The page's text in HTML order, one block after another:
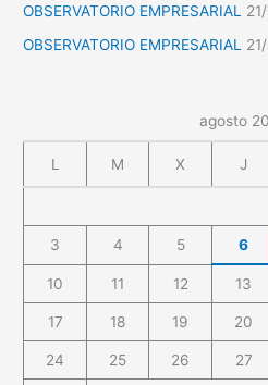
OBSERVATORIO EMPRESARIAL
OBSERVATORIO EMPRESARIAL
agosto
L M X J
3 4 5 6
10 11 12 13
17 18 19 20
24 25 26 27